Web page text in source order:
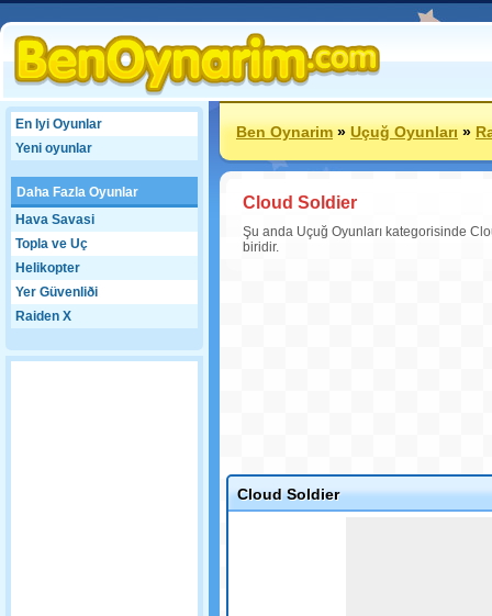
En Iyi Oyunlar
Yeni oyunlar
Daha Fazla Oyunlar
Hava Savasi
Topla ve Uç
Helikopter
Yer Güvenliði
Raiden X
Ben Oynarim»Uçuğ Oyunları»
Cloud Soldier
Şu anda Uçuğ Oyunları kategorisinde
biridir.
Cloud Soldier